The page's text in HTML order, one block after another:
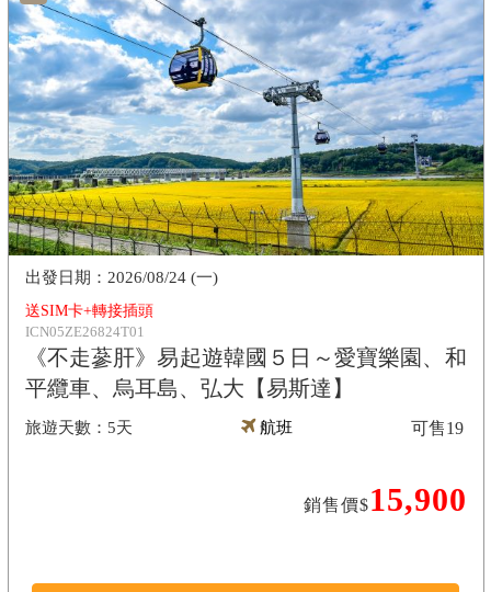
送SIM卡+轉接插頭
ICN05ZE26824T01
《不走蔘肝》易起遊韓國５日～愛寶樂園、和
平纜車、烏耳島、弘大【易斯達】
5天
2026/08/24 (一)
航班
銷售價$15,900
可售19